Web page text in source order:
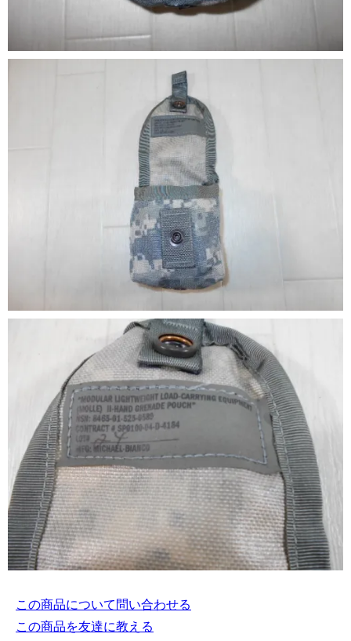
この商品について問い合わせる
この商品を友達に教える